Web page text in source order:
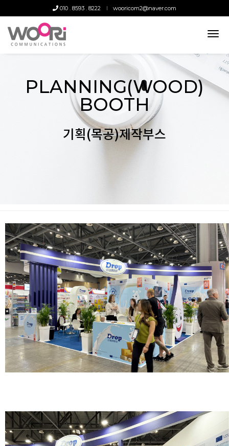
010 . 8593 . 8222 wooricom2@naver.com
PLANNING(WOOD)
BOOTH
기획(목공)제작부스